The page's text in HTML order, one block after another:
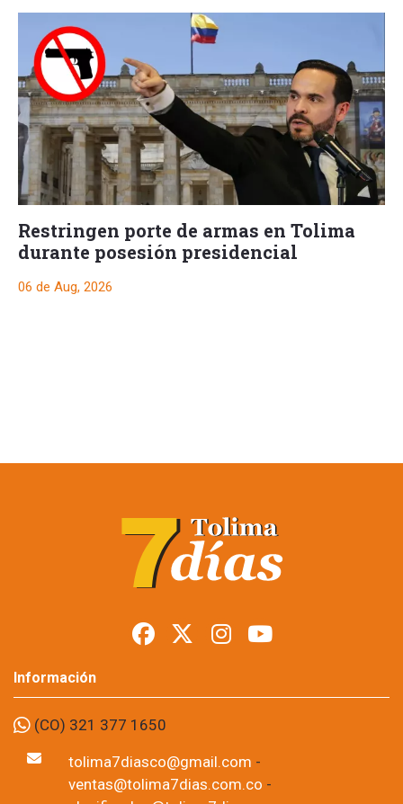
Restringen porte de armas en Tolima
durante posesión presidencial
06 de Aug, 2026
armas en Tolima
durante posesión
presidencial
Foto: suministrada a Tolima7Días.
Los permisos para portar armas de fuego y armas traumáticas